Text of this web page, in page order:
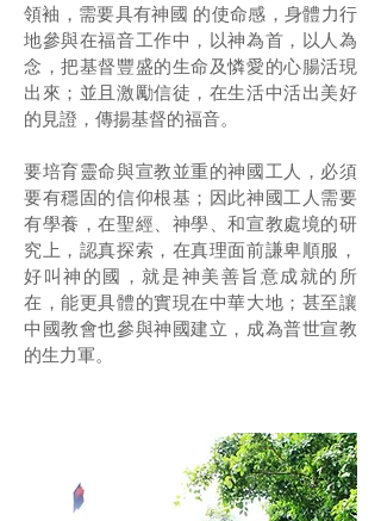
領袖，需要具有神國 的使命感，身體力行
地參與在福音工作中，以神為首，以人為
念，把基督豐盛的生命及憐愛的心腸活現
出來；並且激勵信徒，在生活中活出美好
的見證，傳揚基督的福音。
要培育靈命與宣教並重的神國工人，必須
要有穩固的信仰根基；因此神國工人需要
有學養，在聖經、神學、和宣教處境的研
究上，認真探索，在真理面前謙卑順服，
好叫神的國，就是神美善旨意成就的所
在，能更具體的實現在中華大地；甚至讓
中國教會也參與神國建立，成為普世宣教
的生力軍。